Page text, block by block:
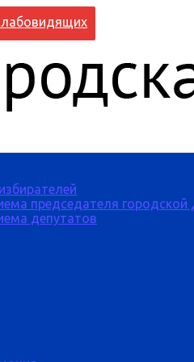
председателя
депутатов